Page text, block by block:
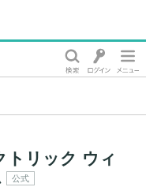
トリック ウィ
公式